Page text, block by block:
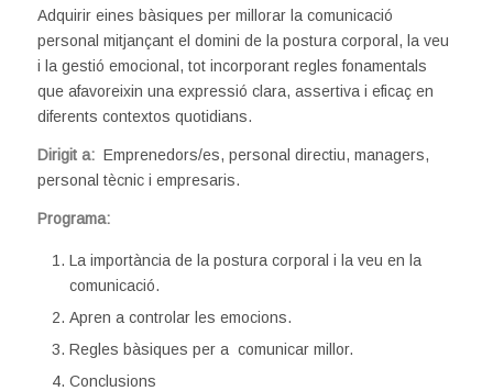
Adquirir eines bàsiques per millorar la comunicació
personal mitjançant el domini de la postura corporal, la veu
i la gestió emocional, tot incorporant regles fonamentals
que afavoreixin una expressió clara, assertiva i eficaç en
diferents contextos quotidians.
Dirigit a: Emprenedors/es, personal directiu, managers,
personal tècnic i empresaris.
Programa:
La importància de la postura corporal i la veu en la
comunicació.
Apren a controlar les emocions.
Regles bàsiques per a comunicar millor.
Conclusions